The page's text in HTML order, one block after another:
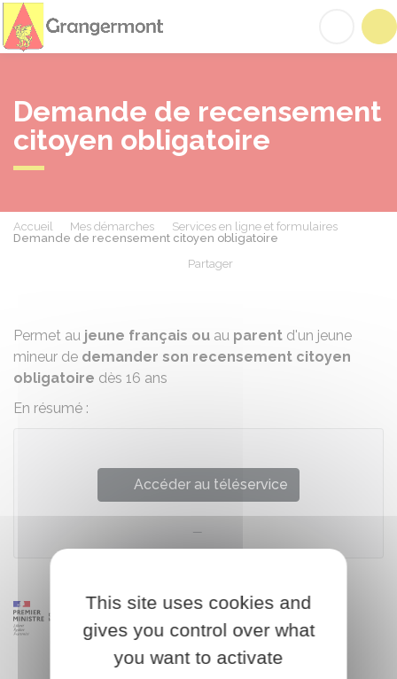
Demande de recensement
citoyen obligatoire
Accueil Mes démarches
Services en ligne et formulaires
Demande de recensement citoyen obligatoire
Partager
Permet au jeune français ou au parent d'un jeune
mineur de demander son recensement citoyen
obligatoire dès 16 ans
En résumé :
Accéder au téléservice
This site uses cookies and
gives you control over what
you want to activate